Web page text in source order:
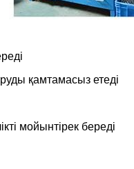
қамтамасыз етеді
мойынтірек береді